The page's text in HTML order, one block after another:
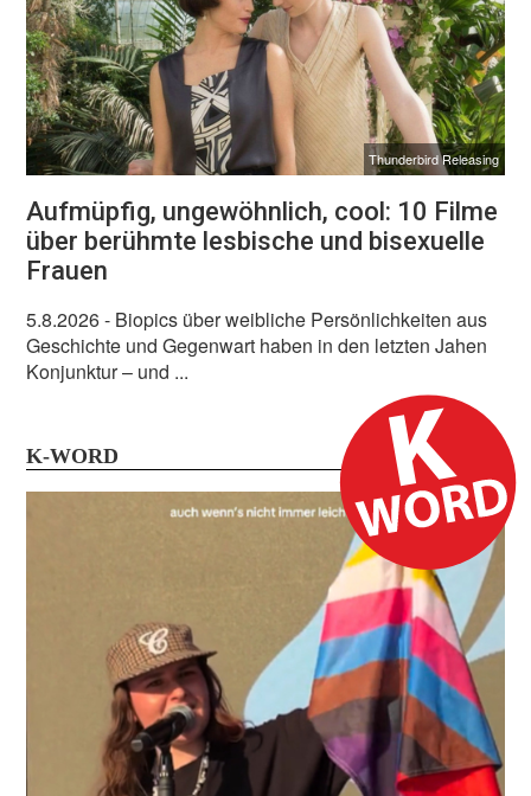
Thunderbird Releasing
Aufmüpfig, ungewöhnlich, cool: 10 Filme
über berühmte lesbische und bisexuelle
Frauen
5.8.2026- Biopics über weibliche Persönlichkeiten aus
Geschichte und Gegenwart haben in den letzten Jahen
Konjunktur – und ...
K-WORD